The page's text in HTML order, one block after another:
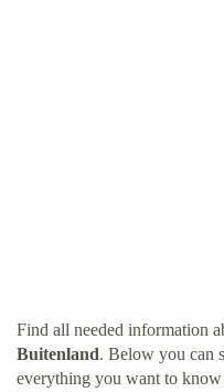
Find all needed information
Buitenland. Below you can
everything you want to